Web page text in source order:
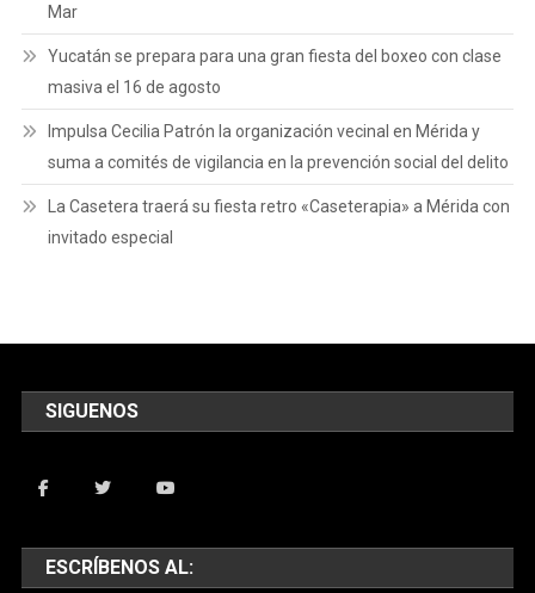
Mar
Yucatán se prepara para una gran fiesta del boxeo con clase
masiva el 16 de agosto
Impulsa Cecilia Patrón la organización vecinal en Mérida y
suma a comités de vigilancia en la prevención social del delito
La Casetera traerá su fiesta retro «Caseterapia» a Mérida con
invitado especial
SIGUENOS
ESCRÍBENOS AL: